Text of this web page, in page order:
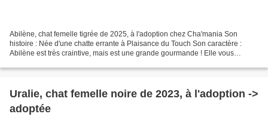
Abilène, chat femelle tigrée de 2025, à l'adoption chez Cha'mania Son
histoire : Née d'une chatte errante à Plaisance du Touch Son caractère :
Abilène est très craintive, mais est une grande gourmande ! Elle vous
Uralie, chat femelle noire de 2023, à l'adoption ->
adoptée